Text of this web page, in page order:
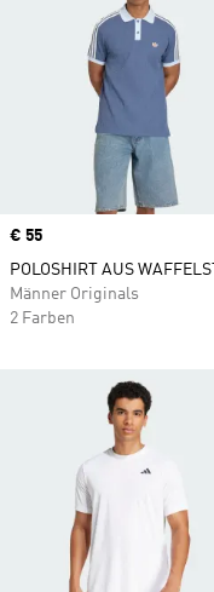
Price
€ 55
POLOSHIRT AUS
Männer Originals
2 Farben